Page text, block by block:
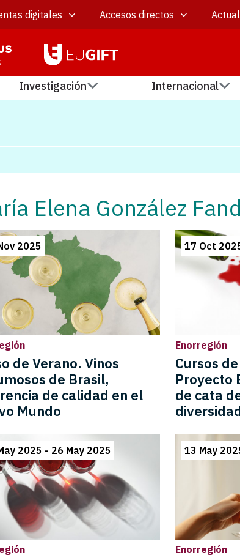
digitales Accesos directos
Investigación Internacional
Elena González
2025
de Verano. Vinos
de Brasil,
de calidad en el
Mundo
17 Oct
Enorregión
Cursos
Proyecto
de cata
2025 - 26 May 2025 13 May
Enorregión